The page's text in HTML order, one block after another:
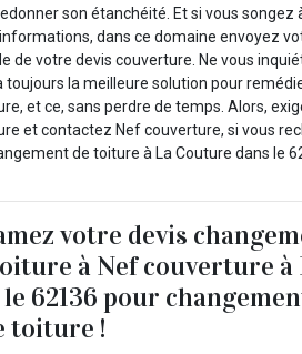
son étanchéité. Et si vous songez
dans ce domaine envoyez
de votre devis couverture. Ne vous
toujours la meilleure solution pour
et ce, sans perdre de temps. Alors,
et contactez Nef couverture, si vous
de toiture à La Couture dans le
votre devis
à Nef couverture à
le 62136 pour
toiture !